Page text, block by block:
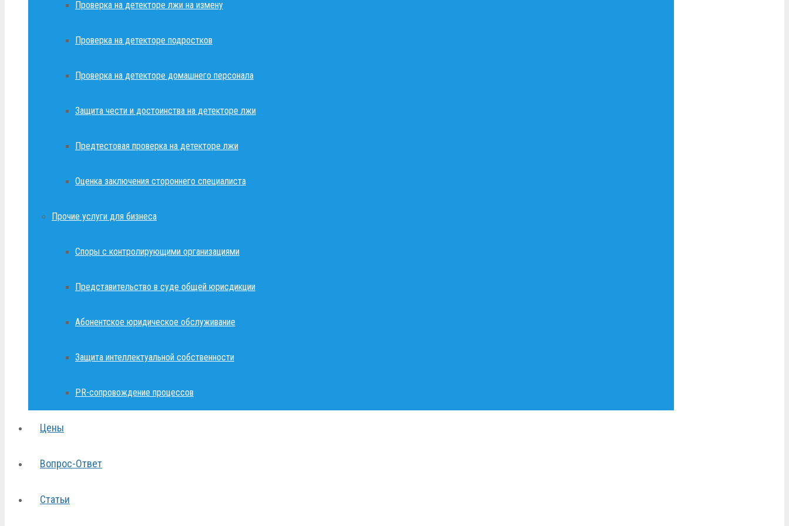
Проверка на детекторе лжи на измену
Проверка на детекторе подростков
Проверка на детекторе домашнего персонала
Защита чести и достоинства на детекторе лжи
Предтестовая проверка на детекторе лжи
Оценка заключения стороннего специалиста
Прочие услуги для бизнеса
Споры с контролирующими организациями
Представительство в суде общей юрисдикции
Абонентское юридическое обслуживание
Защита интеллектуальной собственности
PR-сопровождение процессов
Цены
Вопрос-Ответ
Статьи